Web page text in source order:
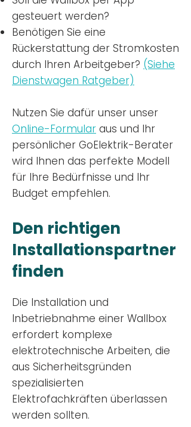
gesteuert werden?
Benötigen Sie eine
Rückerstattung der Stromkosten
durch Ihren Arbeitgeber? (Siehe
Dienstwagen Ratgeber)
Nutzen Sie dafür unser unser
Online-Formular aus und Ihr
persönlicher GoElektrik-Berater
wird Ihnen das perfekte Modell
für Ihre Bedürfnisse und Ihr
Budget empfehlen.
Den richtigen
Installationspartner
finden
Die Installation und
Inbetriebnahme einer Wallbox
erfordert komplexe
elektrotechnische Arbeiten, die
aus Sicherheitsgründen
spezialisierten
Elektrofachkräften überlassen
werden sollten.